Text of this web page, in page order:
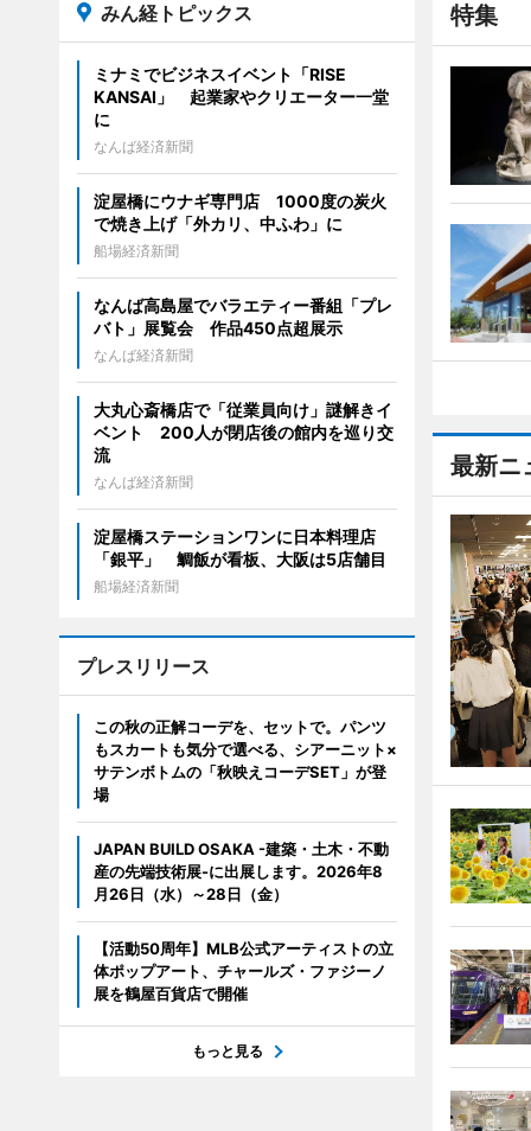
特集
最新ニ
みん経トピックス
ミナミでビジネスイベント「RISE
KANSAI」 起業家やクリエーター一堂
に
なんば経済新聞
淀屋橋にウナギ専門店 1000度の炭火
で焼き上げ「外カリ、中ふわ」に
船場経済新聞
なんば高島屋でバラエティー番組「プレ
バト」展覧会 作品450点超展示
なんば経済新聞
大丸心斎橋店で「従業員向け」謎解きイ
ベント 200人が閉店後の館内を巡り交
流
なんば経済新聞
淀屋橋ステーションワンに日本料理店
「銀平」 鯛飯が看板、大阪は5店舗目
船場経済新聞
プレスリリース
この秋の正解コーデを、セットで。パンツ
もスカートも気分で選べる、シアーニット×
サテンボトムの「秋映えコーデSET」が登
場
JAPAN BUILD OSAKA -建築・土木・不動
産の先端技術展-に出展します。2026年8
月26日（水）～28日（金）
【活動50周年】MLB公式アーティストの立
体ポップアート、チャールズ・ファジーノ
展を鶴屋百貨店で開催
もっと見る